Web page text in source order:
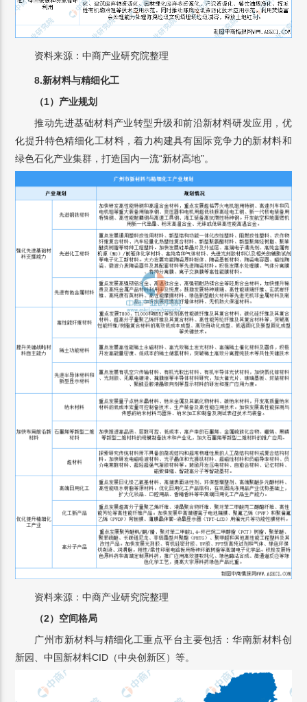
资料来源：中商产业研究院整理
8.新材料与精细化工
（1）产业规划
推动先进基础材料产业转型升级和前沿新材料研发应用，优
化提升特色精细化工材料，着力构建具有国际竞争力的新材料和
绿色石化产业集群，打造国内一流“新材高地”。
资料来源：中商产业研究院整理
（2）空间格局
广州市新材料与精细化工重点平台主要包括：华南新材料创
新园、中国新材料CID（中央创新区）等。